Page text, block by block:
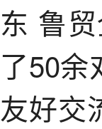
东 鲁
了50余
友好交